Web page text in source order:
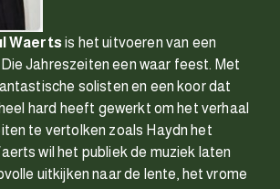
Waerts is het uitvoeren van een
Jahreszeiten een waar feest. Met
solisten en een koor dat
hard heeft gewerkt om het verhaal
te vertolken zoals Haydn het
wil het publiek de muziek laten
uitkijken naar de lente, het vrome